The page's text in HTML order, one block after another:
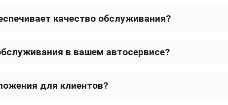
качество обслуживания?
в вашем автосервисе?
для клиентов?